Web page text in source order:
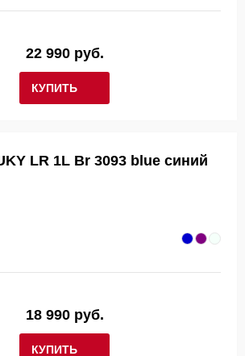
КУПИТЬ
22 990 руб.
LR 1L Br 3093 blue синий
КУПИТЬ
18 990 руб.